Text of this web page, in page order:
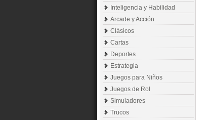
Inteligencia y Habilidad
Arcade y Acción
Clásicos
Cartas
Deportes
Estrategia
Juegos para Niños
Juegos de Rol
Simuladores
Trucos